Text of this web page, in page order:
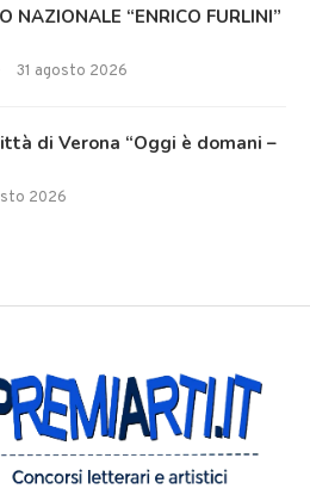
NAZIONALE “ENRICO FURLINI”
31 agosto 2026
di Verona “Oggi è domani –
2026